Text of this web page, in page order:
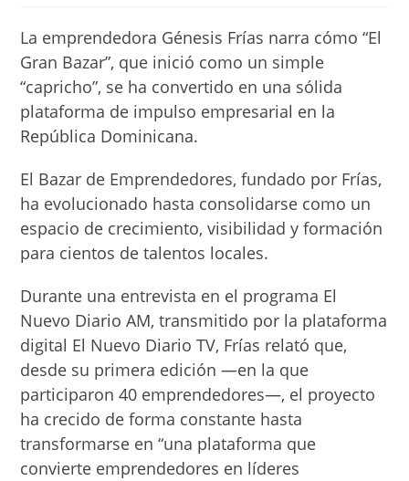
La emprendedora Génesis Frías narra cómo “El
Gran Bazar”, que inició como un simple
“capricho”, se ha convertido en una sólida
plataforma de impulso empresarial en la
República Dominicana.
El Bazar de Emprendedores, fundado por Frías,
ha evolucionado hasta consolidarse como un
espacio de crecimiento, visibilidad y formación
para cientos de talentos locales.
Durante una entrevista en el programa El
Nuevo Diario AM, transmitido por la plataforma
digital El Nuevo Diario TV, Frías relató que,
desde su primera edición —en la que
participaron 40 emprendedores—, el proyecto
ha crecido de forma constante hasta
transformarse en “una plataforma que
convierte emprendedores en líderes